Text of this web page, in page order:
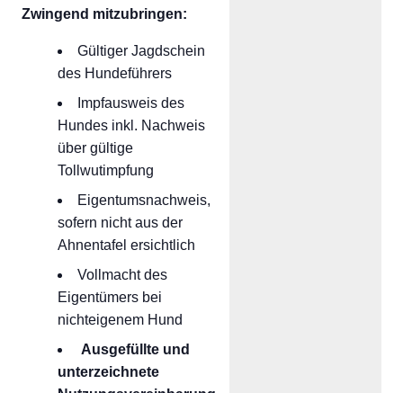
Zwingend mitzubringen:
Gültiger Jagdschein
des Hundeführers
Impfausweis des
Hundes inkl. Nachweis
über gültige
Tollwutimpfung
Eigentumsnachweis,
sofern nicht aus der
Ahnentafel ersichtlich
Vollmacht des
Eigentümers bei
nichteigenem Hund
Ausgefüllte und
unterzeichnete